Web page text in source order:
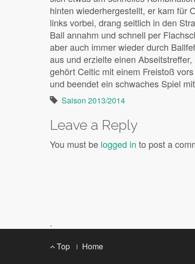
hinten wiederhergestellt, er kam für
links vorbei, drang seitlich in den
Ball annahm und schnell per
aber auch immer wieder durch
aus und erzielte einen
gehört Celtic mit einem Freistoß
und beendet ein schwaches Spiel
Saison 2013/2014
Leave a Reply
You must be logged in to post a
.
Footer
Top Home